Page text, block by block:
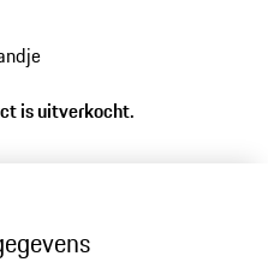
is uitverkocht.